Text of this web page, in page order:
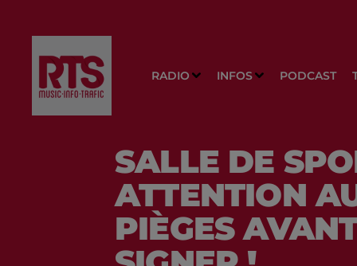
RADIO INFOS PODCAST
SALLE DE
ATTENTION
PIÈGES